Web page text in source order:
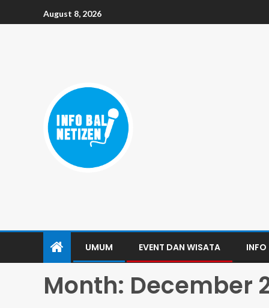
August 8, 2026
UMUM EVENT DAN WISATA INFO
Month: December